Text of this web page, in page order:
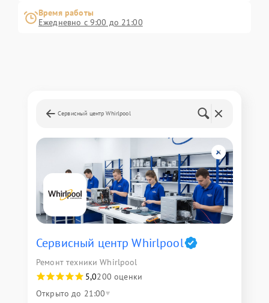
Время работы
Ежедневно с 9:00 до 21:00
Сервисный центр Whirlpool
Сервисный центр Whirlpool
Ремонт техники Whirlpool
5,0200 оценки
Открыто до 21:00